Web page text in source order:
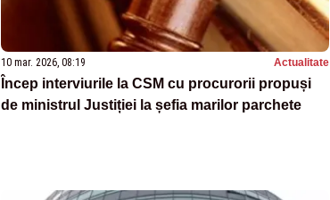
10 mar. 2026, 08:19 Actualitate
Încep interviurile la CSM cu procurorii propuși
de ministrul Justiției la șefia marilor parchete